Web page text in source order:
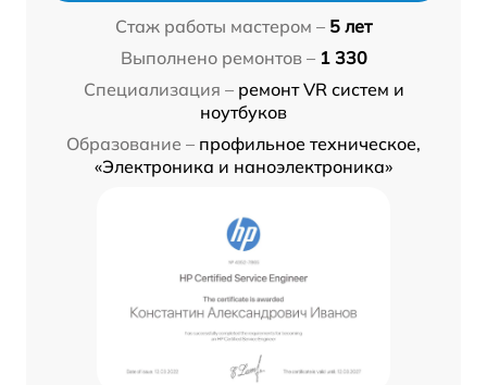
Стаж работы мастером – 5 лет
Выполнено ремонтов – 1 330
Специализация – ремонт VR систем и
ноутбуков
Образование – профильное техническое,
«Электроника и наноэлектроника»